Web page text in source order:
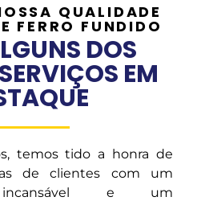
QUALIDADE
FERRO FUNDIDO
DOS
EM
temos tido a honra de
de clientes com um
incansável e um